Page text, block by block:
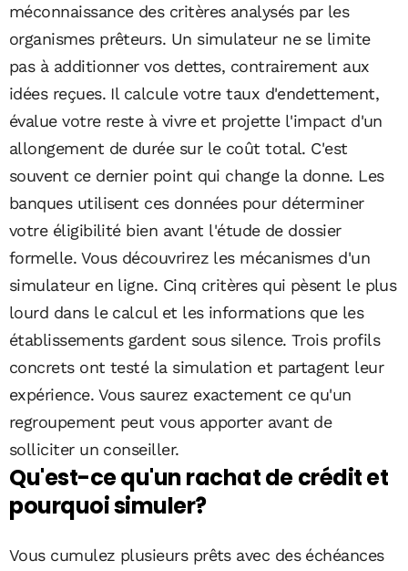
méconnaissance des critères analysés par les
organismes prêteurs. Un simulateur ne se limite
pas à additionner vos dettes, contrairement aux
idées reçues. Il calcule votre taux d'endettement,
évalue votre reste à vivre et projette l'impact d'un
allongement de durée sur le coût total. C'est
souvent ce dernier point qui change la donne. Les
banques utilisent ces données pour déterminer
votre éligibilité bien avant l'étude de dossier
formelle. Vous découvrirez les mécanismes d'un
simulateur en ligne. Cinq critères qui pèsent le plus
lourd dans le calcul et les informations que les
établissements gardent sous silence. Trois profils
concrets ont testé la simulation et partagent leur
expérience. Vous saurez exactement ce qu'un
regroupement peut vous apporter avant de
solliciter un conseiller.
Qu'est-ce qu'un rachat de crédit et
pourquoi simuler?
Vous cumulez plusieurs prêts avec des échéances